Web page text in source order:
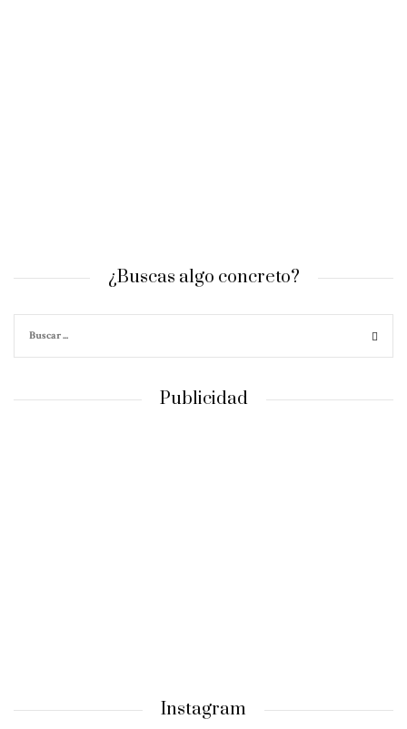
¿Buscas algo concreto?
Publicidad
Instagram